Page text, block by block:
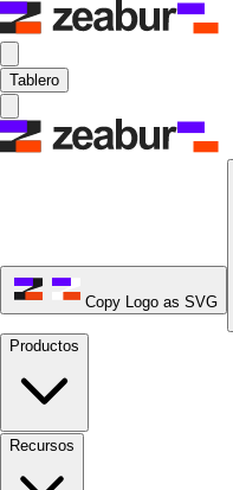
Tablero
Copy Logo as SVG
Productos
Recursos